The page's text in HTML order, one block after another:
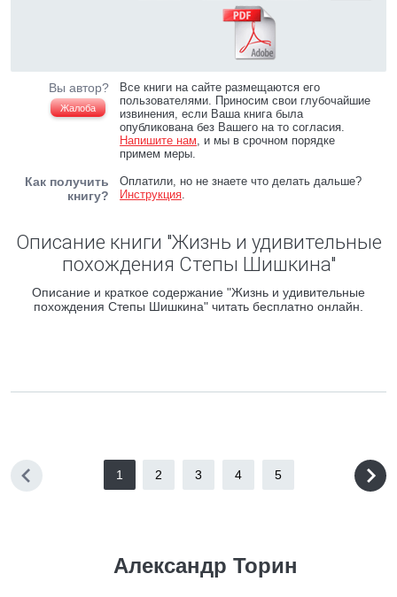
Вы автор?
Жалоба
Все книги на сайте размещаются его
пользователями. Приносим свои глубочайшие
извинения, если Ваша книга была
опубликована без Вашего на то согласия.
Напишите нам, и мы в срочном порядке
примем меры.
Как получить
книгу?
Оплатили, но не знаете что делать дальше?
Инструкция.
Описание книги "Жизнь и удивительные
похождения Степы Шишкина"
Описание и краткое содержание "Жизнь и удивительные
похождения Степы Шишкина" читать бесплатно онлайн.
1 2 3 4 5
Александр Торин